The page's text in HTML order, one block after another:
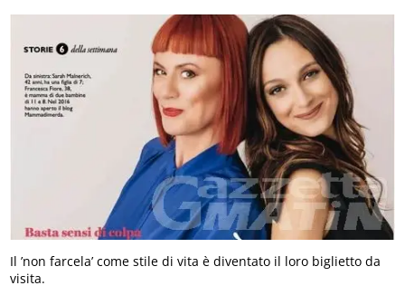
Il ’non farcela’ come stile di vita è diventato il loro biglietto da
visita.